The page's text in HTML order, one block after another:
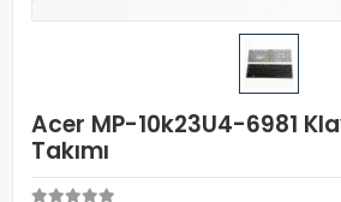
Acer MP-10k23U4-6981
Takımı